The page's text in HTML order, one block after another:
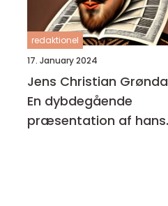
redaktionel
17. January 2024
Jens Christian
En dybdegående
præsentation af hans